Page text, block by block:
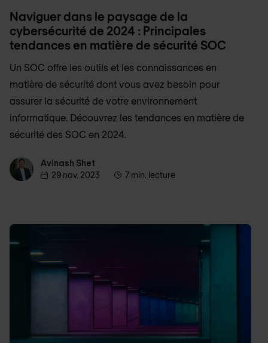
Naviguer dans le paysage de la
cybersécurité de 2024 : Principales
tendances en matière de sécurité SOC
Un SOC offre les outils et les connaissances en
matière de sécurité dont vous avez besoin pour
assurer la sécurité de votre environnement
informatique. Découvrez les tendances en matière de
sécurité des SOC en 2024.
Avinash ShetAvinash Shet
29 nov. 2023
7 min. lecture